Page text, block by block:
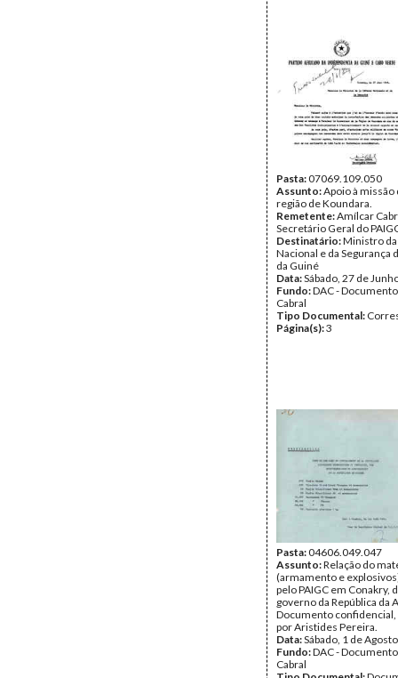
Pasta:07069.109.050
Assunto:Apoio à missão
região de Koundara.
Remetente:Amílcar
Secretário Geral do
Destinatário:Ministro
Nacional e da Segurança
da Guiné
Data:Sábado, 27 de
Fundo:DAC -
Cabral
Tipo Documental:
Página(s):3
Pasta:04606.049.047
Assunto:Relação do
(armamento e
pelo PAIGC em Conakry,
governo da República da
Documento confidencial,
por Aristides Pereira.
Data:Sábado, 1 de
Fundo:DAC -
Cabral